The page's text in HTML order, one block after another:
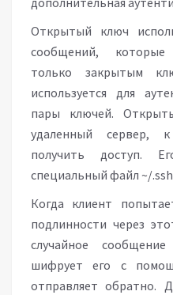
Открытый ключ
сообщений,
только закрытым
используется для
пары ключей.
удаленный сервер,
получить доступ.
специальный файл ~/
Когда клиент
подлинности через
случайное
шифрует его с
отправляет обратно.